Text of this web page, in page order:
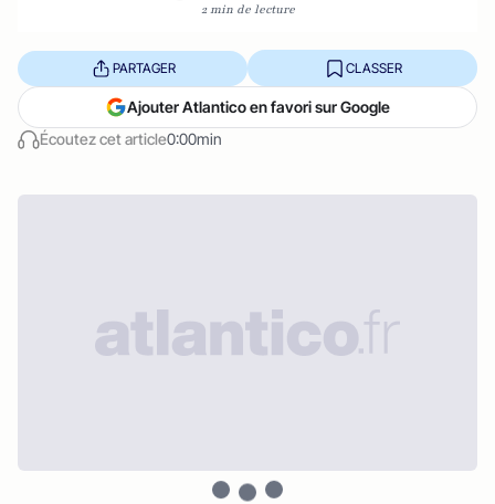
2 min de lecture
Écoutez cet article0:00min
PARTAGER CLASSER
Ajouter Atlantico en favori sur Google